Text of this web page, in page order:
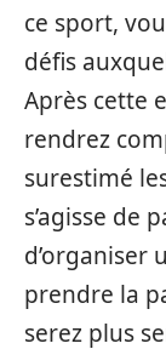
ce sport,
défis
Après cette
rendrez
surestimé
s’agisse de
d’organiser
prendre la
serez plus